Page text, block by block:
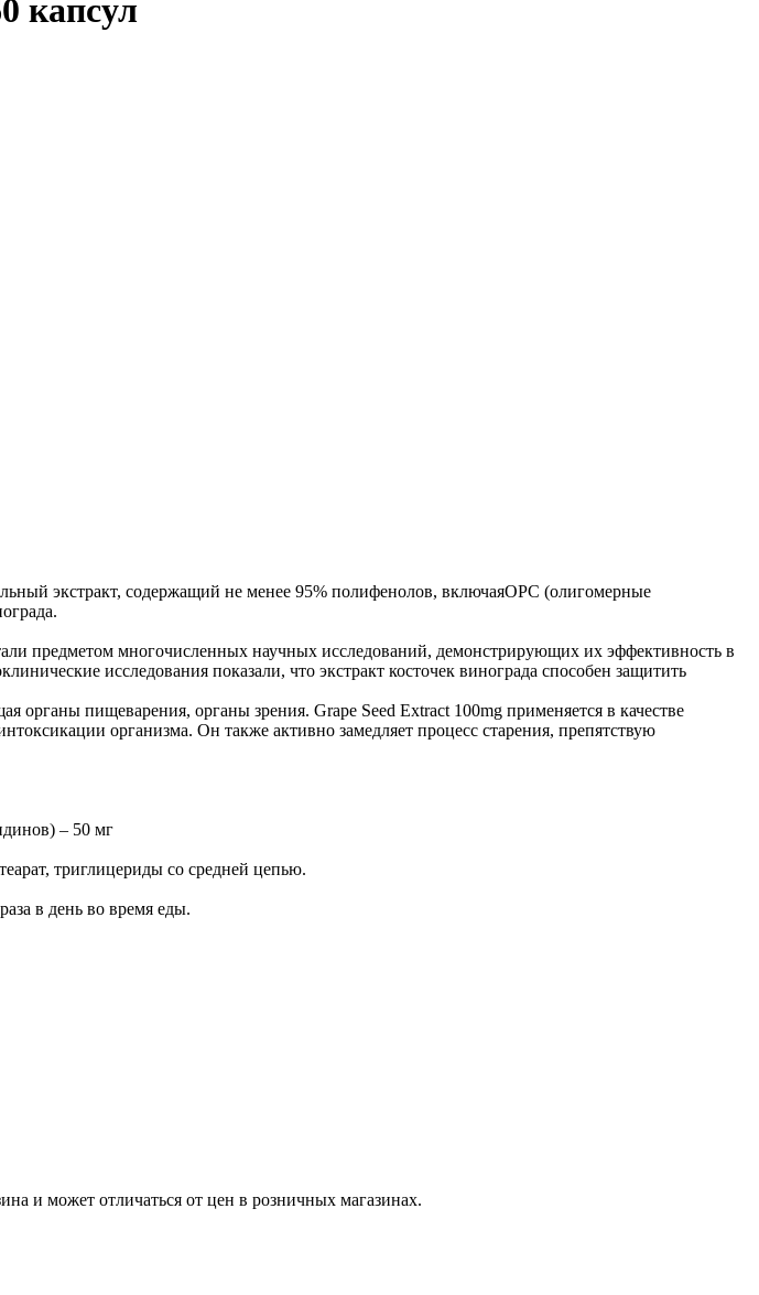
капсул
экстракт, содержащий не менее 95% полифенолов, включаяOPC (олигомерные
предметом многочисленных научных исследований, демонстрирующих их эффективность в
исследования показали, что экстракт косточек винограда способен защитить
пищеварения, органы зрения. Grape Seed Extract 100mg применяется в качестве
организма. Он также активно замедляет процесс старения, препятствую
– 50 мг
триглицериды со средней цепью.
в день во время еды.
и может отличаться от цен в розничных магазинах.